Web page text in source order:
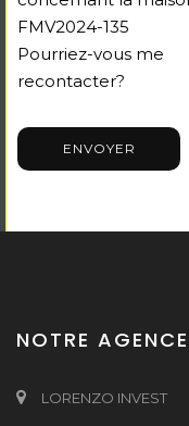
ENVOYER
NOTRE AGENCE
LORENZO INVEST